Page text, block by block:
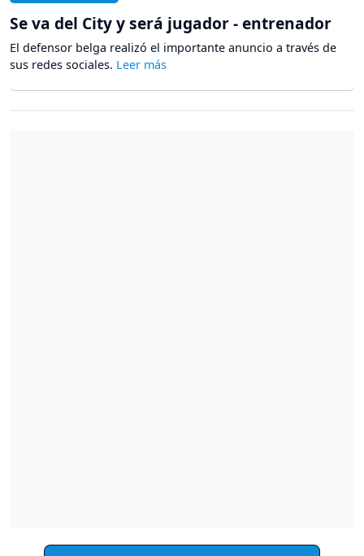
Se va del City y será jugador - entrenador
El defensor belga realizó el importante anuncio a través de
sus redes sociales.